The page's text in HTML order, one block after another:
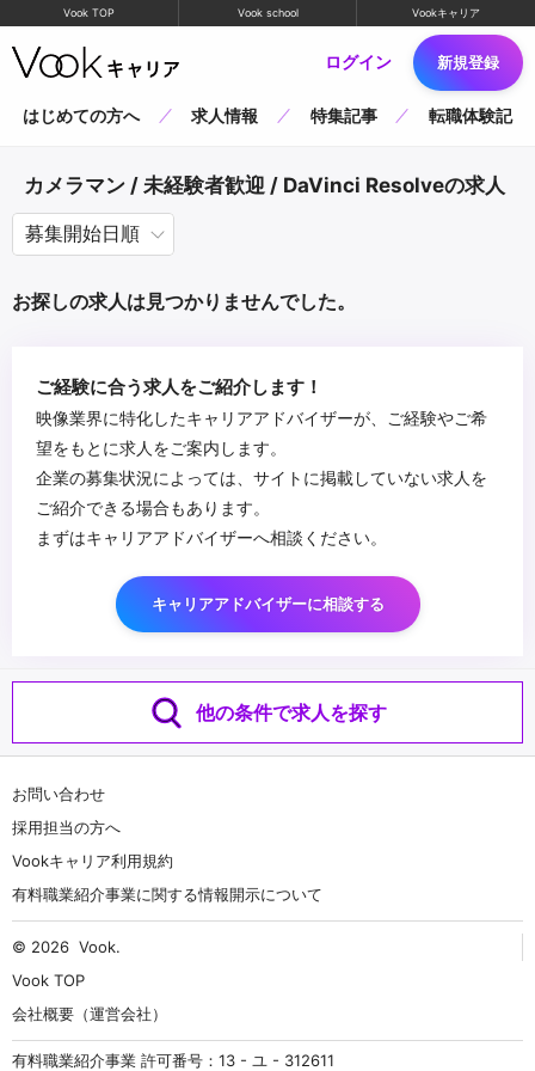
Vook TOP Vook school Vookキャリア
ログイン 新規登録
はじめての方へ 求人情報 特集記事 転職体験記
カメラマン / 未経験者歓迎 / DaVinci Resolveの求人
お探しの求人は見つかりませんでした。
ご経験に合う求人をご紹介します！
映像業界に特化したキャリアアドバイザーが、ご経験やご希
望をもとに求人をご案内します。
企業の募集状況によっては、サイトに掲載していない求人を
ご紹介できる場合もあります。
まずはキャリアアドバイザーへ相談ください。
キャリアアドバイザーに相談する
他の条件で求人を探す
お問い合わせ
採用担当の方へ
Vookキャリア利用規約
有料職業紹介事業に関する情報開示について
© 2026 Vook.
Vook TOP
会社概要（運営会社）
有料職業紹介事業 許可番号：13 - ユ - 312611